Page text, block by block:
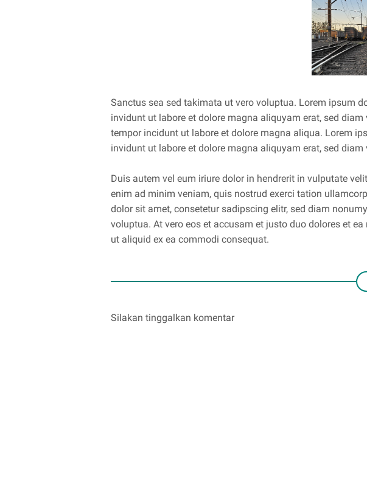
Sanctus sea sed takimata ut vero voluptua. Lorem ipsum
invidunt ut labore et dolore magna aliquyam erat, sed
tempor incidunt ut labore et dolore magna aliqua. Lorem
invidunt ut labore et dolore magna aliquyam erat, sed
Duis autem vel eum iriure dolor in hendrerit in vulputate
enim ad minim veniam, quis nostrud exerci tation
dolor sit amet, consetetur sadipscing elitr, sed diam
voluptua. At vero eos et accusam et justo duo dolores et
ut aliquid ex ea commodi consequat.
Silakan tinggalkan komentar